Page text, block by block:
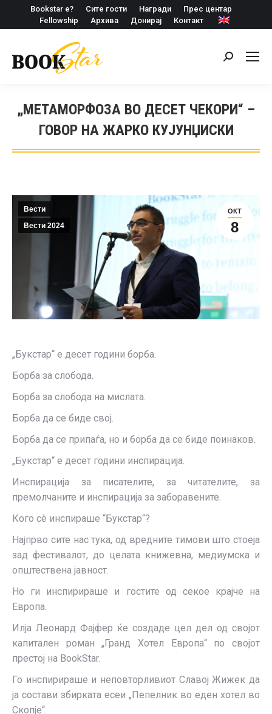
Bookstar е? Сите гости Награди
Прес центар
Fellowship
Архива Донирај Контакт
Search:
„МЕТАМОРФОЗА ВО ДЕСЕТ ЧЕКОРИ“ –
ГОВОР НА ЖАРКО КУЈУНЏИСКИ
ОКТ
8
Вести
Вести 2024
„Букстар“ е десет години борба.
Борба за слобода.
Борба за слобода на мислата.
Борба да се биде свој.
Борба да се припаѓа, но и борба да се биде поинаков.
„Букстар“ е десет години инспирација.
Инспирација за писателите, за читателите, за
премолчаните и инспирација за заборавените.
Кого сè инспираше “Букстар“?
Најпрво сите нас тука, од вредните тимови што стоеја
зад фестивалот, до целата книжевна, медиумска и
општествена јавност.
Но ги инспирираше и гостите од секое крајче на
Европа.
Илја Леонард Фајфер ќе создаде цел дел од својот
капитален роман „Гранд Хотел Европа“ по својот
престој на BookStar.
Го инспирираше и неповторливиот Славој Жижек да
ја состави збирката есеи „Пепелник во еден хотел во
Скопје“.